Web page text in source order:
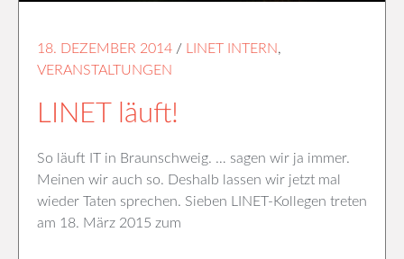
18. DEZEMBER 2014 / LINET INTERN,
VERANSTALTUNGEN
LINET läuft!
So läuft IT in Braunschweig. … sagen wir ja immer.
Meinen wir auch so. Deshalb lassen wir jetzt mal
wieder Taten sprechen. Sieben LINET-Kollegen treten
am 18. März 2015 zum